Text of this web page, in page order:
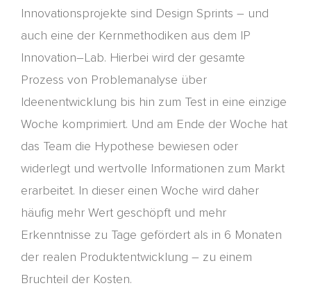
Innovationsprojekte sind Design Sprints – und
auch eine der Kernmethodiken aus dem IP
Innovation–Lab. Hierbei wird der gesamte
Prozess von Problemanalyse über
Ideenentwicklung bis hin zum Test in eine einzige
Woche komprimiert. Und am Ende der Woche hat
das Team die Hypothese bewiesen oder
widerlegt und wertvolle Informationen zum Markt
erarbeitet. In dieser einen Woche wird daher
häufig mehr Wert geschöpft und mehr
Erkenntnisse zu Tage gefördert als in 6 Monaten
der realen Produktentwicklung – zu einem
Bruchteil der Kosten.